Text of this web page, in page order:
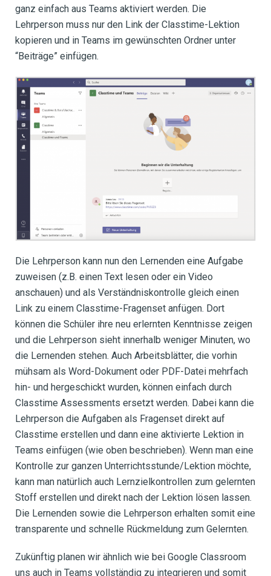
ganz einfach aus Teams aktiviert werden. Die
Lehrperson muss nur den Link der Classtime-Lektion
kopieren und in Teams im gewünschten Ordner unter
“Beiträge” einfügen.
Die Lehrperson kann nun den Lernenden eine Aufgabe
zuweisen (z.B. einen Text lesen oder ein Video
anschauen) und als Verständniskontrolle gleich einen
Link zu einem Classtime-Fragenset anfügen. Dort
können die Schüler ihre neu erlernten Kenntnisse zeigen
und die Lehrperson sieht innerhalb weniger Minuten, wo
die Lernenden stehen. Auch Arbeitsblätter, die vorhin
mühsam als Word-Dokument oder PDF-Datei mehrfach
hin- und hergeschickt wurden, können einfach durch
Classtime Assessments ersetzt werden. Dabei kann die
Lehrperson die Aufgaben als Fragenset direkt auf
Classtime erstellen und dann eine aktivierte Lektion in
Teams einfügen (wie oben beschrieben). Wenn man eine
Kontrolle zur ganzen Unterrichtsstunde/Lektion möchte,
kann man natürlich auch Lernzielkontrollen zum gelernten
Stoff erstellen und direkt nach der Lektion lösen lassen.
Die Lernenden sowie die Lehrperson erhalten somit eine
transparente und schnelle Rückmeldung zum Gelernten.
Zukünftig planen wir ähnlich wie bei Google Classroom
uns auch in Teams vollständig zu integrieren und somit